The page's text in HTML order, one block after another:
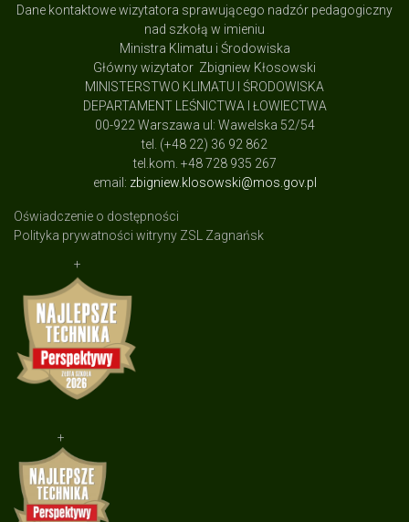
Dane kontaktowe wizytatora sprawującego nadzór pedagogiczny
nad szkołą w imieniu
Ministra Klimatu i Środowiska
Główny wizytator Zbigniew Kłosowski
MINISTERSTWO KLIMATU I ŚRODOWISKA
DEPARTAMENT LEŚNICTWA I ŁOWIECTWA
00-922 Warszawa ul: Wawelska 52/54
tel. (+48 22) 36 92 862
tel.kom. +48 728 935 267
email: zbigniew.klosowski@mos.gov.pl
Oświadczenie o dostępności
Polityka prywatności witryny ZSL Zagnańsk
+
+